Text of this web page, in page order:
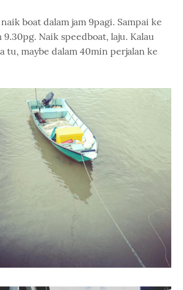
boat dalam jam 9pagi. Sampai ke
9.30pg. Naik speedboat, laju. Kalau
tu, maybe dalam 40min perjalan ke